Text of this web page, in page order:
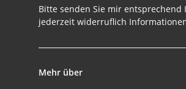
Bitte senden Sie mir entsprechend
jederzeit widerruflich
Mehr über